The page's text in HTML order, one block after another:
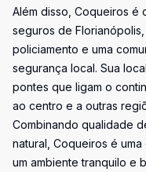
Além disso, Coqueiros é
seguros de
policiamento e uma
segurança local. Sua
pontes que ligam o
ao centro e a outras
Combinando qualidade
natural, Coqueiros é
um ambiente tranquilo e